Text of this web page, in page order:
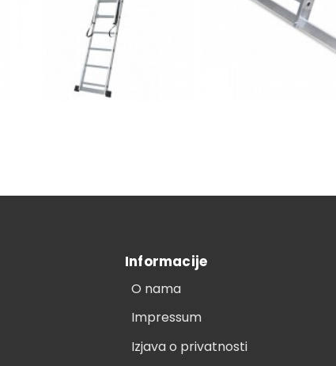
Informacije
O nama
Impressum
Izjava o privatnosti